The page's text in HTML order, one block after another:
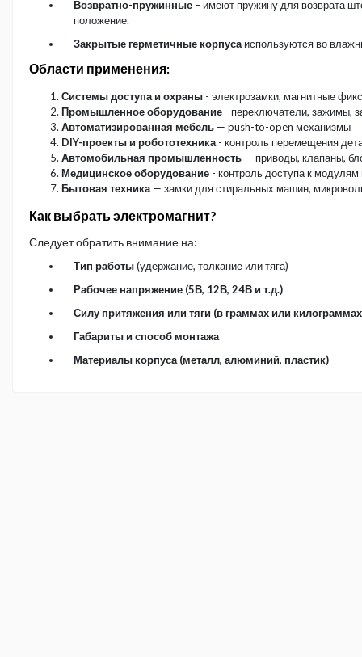
Возвратно-пружинные – имеют пружину для возврата
положение.
Закрытые герметичные корпуса используются во
Области применения:
Системы доступа и охраны - электрозамки, магнитные
Промышленное оборудование - переключатели, зажимы,
Автоматизированная мебель — push-to-open механизмы
DIY-проекты и робототехника - контроль перемещения
Автомобильная промышленность — приводы, клапаны,
Медицинское оборудование - контроль доступа к
Бытовая техника — замки для стиральных машин,
Как выбрать электромагнит?
Следует обратить внимание на:
Тип работы(удержание, толкание или тяга)
Рабочее напряжение (5В, 12В, 24В и т.д.)
Силу притяжения или тяги (в граммах или
Габариты и способ монтажа
Материалы корпуса (металл, алюминий, пластик)